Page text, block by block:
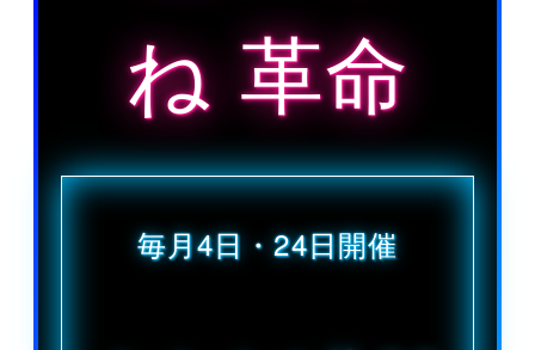
ね 革命
毎月4日・24日開催